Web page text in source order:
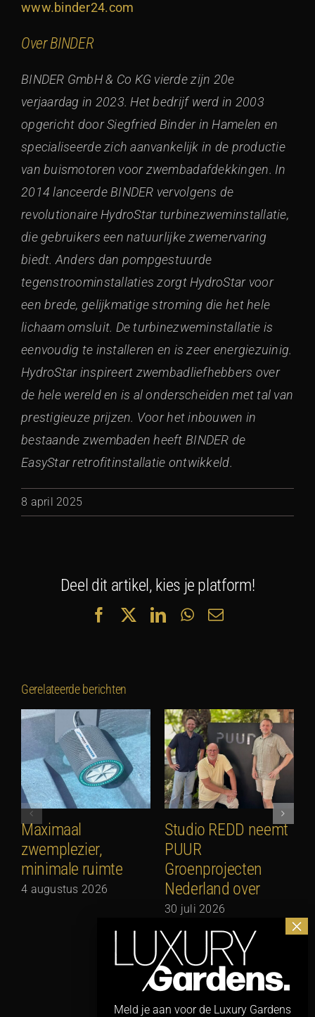
www.binder24.com
Over BINDER
BINDER GmbH & Co KG vierde zijn 20e
verjaardag in 2023. Het bedrijf werd in 2003
opgericht door Siegfried Binder in Hamelen en
specialiseerde zich aanvankelijk in de productie
van buismotoren voor zwembadafdekkingen. In
2014 lanceerde BINDER vervolgens de
revolutionaire HydroStar turbinezweminstallatie,
die gebruikers een natuurlijke zwemervaring
biedt. Anders dan pompgestuurde
tegenstroominstallaties zorgt HydroStar voor
een brede, gelijkmatige stroming die het hele
lichaam omsluit. De turbinezweminstallatie is
eenvoudig te installeren en is zeer energiezuinig.
HydroStar inspireert zwembadliefhebbers over
de hele wereld en is al onderscheiden met tal van
prestigieuze prijzen. Voor het inbouwen in
bestaande zwembaden heeft BINDER de
EasyStar retrofitinstallatie ontwikkeld.
8 april 2025
Deel dit artikel, kies je platform!
FacebookLinkedInWhatsApp
E-
Gerelateerde berichten
Maximaal
zwemplezier,
minimale ruimte
4 augustus 2026
Studio REDD neemt
PUUR
Groenprojecten
Nederland over
30 juli 2026
Meld je aan voor de Luxury Gardens